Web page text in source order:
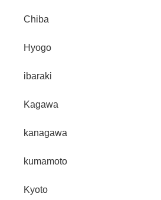
Chiba
Hyogo
ibaraki
Kagawa
kanagawa
kumamoto
Kyoto